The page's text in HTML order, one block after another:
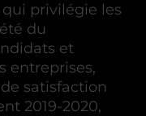
privilégie les
du
et
entreprises,
satisfaction
2019-2020,